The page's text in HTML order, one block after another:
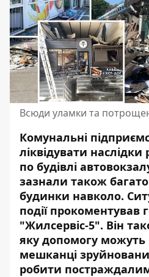
Всюди уламки та
Комунальні
ліквідувати
по будівлі
зазнали також
будинки навколо.
події прокоментував
"Жилсервіс-5". Він
яку допомогу можуть
мешканці
робити